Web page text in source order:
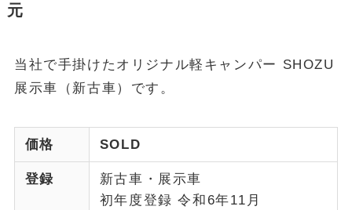
元
当社で手掛けたオリジナル軽キャンパー SHOZU
展示車（新古車）です。
価格 SOLD
登録
新古車・展示車
初年度登録 令和6年11月